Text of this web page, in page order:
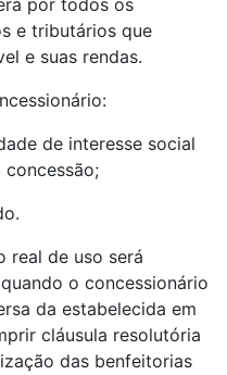
por todos os
e tributários que
e suas rendas.
de interesse social
real de uso será
o concessionário
da estabelecida em
cláusula resolutória
das benfeitorias